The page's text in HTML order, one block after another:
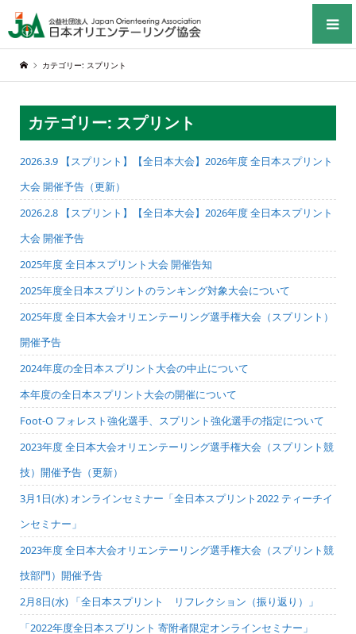
カテゴリー: スプリント
カテゴリー: スプリント
2026.3.9 【スプリント】【全日本大会】2026年度 全日本スプリント
大会 開催予告（更新）
2026.2.8 【スプリント】【全日本大会】2026年度 全日本スプリント
大会 開催予告
2025年度 全日本スプリント大会 開催告知
2025年度全日本スプリントのランキング対象大会について
2025年度 全日本大会オリエンテーリング選手権大会（スプリント）
開催予告
2024年度の全日本スプリント大会の中止について
本年度の全日本スプリント大会の開催について
Foot-O フォレスト強化選手、スプリント強化選手の指定について
2023年度 全日本大会オリエンテーリング選手権大会（スプリント競
技）開催予告（更新）
3月1日(水) オンラインセミナー「全日本スプリント2022 ティーチイ
ンセミナー」
2023年度 全日本大会オリエンテーリング選手権大会（スプリント競
技部門）開催予告
2月8日(水) 「全日本スプリント リフレクション（振り返り）」
「2022年度全日本スプリント 寄附者限定オンラインセミナー」